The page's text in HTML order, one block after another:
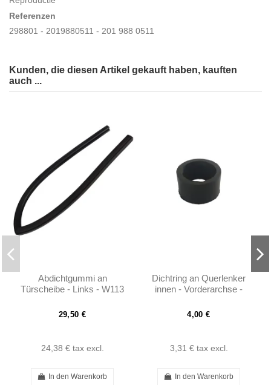
Referenzen
298801 - 2019880511 - 201 988 0511
Kunden, die diesen Artikel gekauft haben, kauften
auch ...
Abdichtgummi an
Türscheibe - Links - W113
29,50 €
24,38 € tax excl.
In den Warenkorb
Dichtring an Querlenker
innen - Vorderarchse -
4,00 €
3,31 € tax excl.
In den Warenkorb